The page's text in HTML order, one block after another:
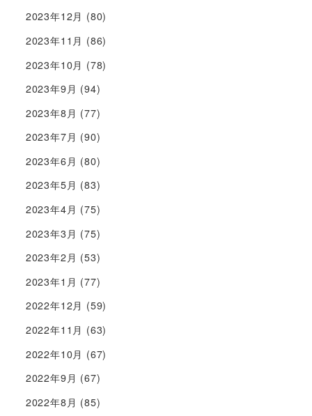
2023年12月 (80)
2023年11月 (86)
2023年10月 (78)
2023年9月 (94)
2023年8月 (77)
2023年7月 (90)
2023年6月 (80)
2023年5月 (83)
2023年4月 (75)
2023年3月 (75)
2023年2月 (53)
2023年1月 (77)
2022年12月 (59)
2022年11月 (63)
2022年10月 (67)
2022年9月 (67)
2022年8月 (85)